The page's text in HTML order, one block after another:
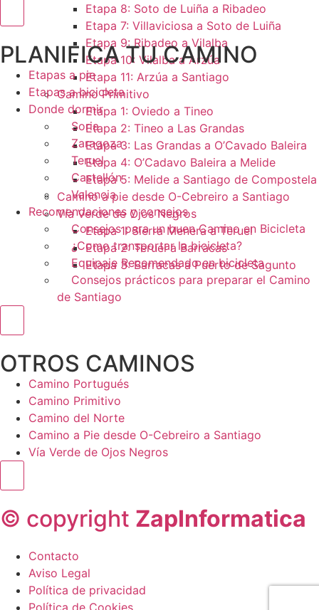
Etapa 8: Soto de Luiña a Ribadeo
Etapa 7: Villaviciosa a Soto de Luiña
Etapa 9: Ribadeo a Vilalba
Etapa 10: Vilalba a Arzúa
Etapa 11: Arzúa a Santiago
Camino Primitivo
Etapa 1: Oviedo a Tineo
Etapa 2: Tineo a Las Grandas
Etapa 3: Las Grandas a O’Cavado Baleira
Etapa 4: O’Cadavo Baleira a Melide
Etapa 5: Melide a Santiago de Compostela
Camino a pie desde O-Cebreiro a Santiago
Vía Verde de Ojos Negros
Etapa 1: Sierra Menera a Teruel
Etapa 2: Teruel a Barracas
Etapa 3: Barracas a Puerto de Sagunto
Menú conmutador hamburguesa
PLANIFICA TU CAMINO
Etapas a pie
Etapas a bicicleta
Donde dormir
Soria
Zaragoza
Teruel
Castellón
Valencia
Recomendaciones y consejos
Consejos para un buen Camino en Bicicleta
¿Como transportar la bicicleta?
Equipaje Recomendado en bicicleta
Consejos prácticos para preparar el Camino
de Santiago
OTROS CAMINOS
Camino Portugués
Camino Primitivo
Camino del Norte
Camino a Pie desde O-Cebreiro a Santiago
Vía Verde de Ojos Negros
© copyright ZapInformatica
Contacto
Aviso Legal
Política de privacidad